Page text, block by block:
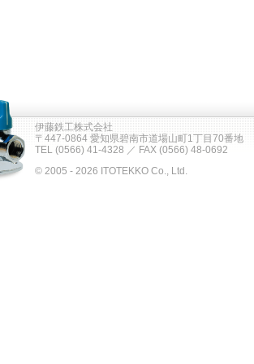
伊藤鉄工株式会社
〒447-0864 愛知県碧南市道場山町1丁目70番地
TEL (0566) 41-4328 ／ FAX (0566) 48-0692
© 2005 - 2026 ITOTEKKO Co., Ltd.